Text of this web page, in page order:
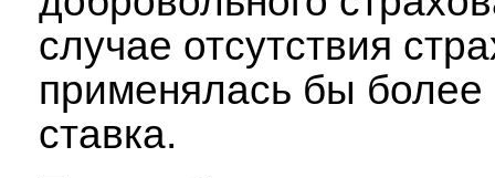
случае отсутствия
применялась бы более
ставка.